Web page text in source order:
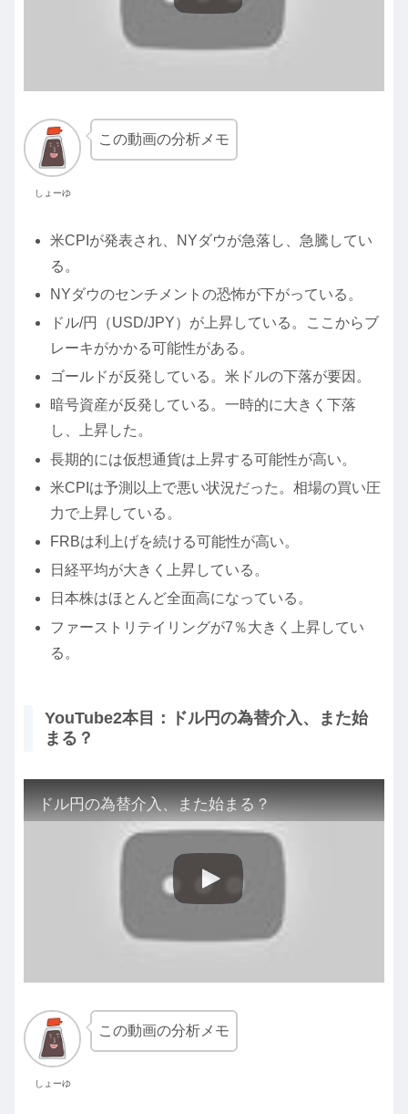
しょーゆ
この動画の分析メモ
米CPIが発表され、NYダウが急落し、急騰してい
る。
NYダウのセンチメントの恐怖が下がっている。
ドル/円（USD/JPY）が上昇している。ここからブ
レーキがかかる可能性がある。
ゴールドが反発している。米ドルの下落が要因。
暗号資産が反発している。一時的に大きく下落
し、上昇した。
長期的には仮想通貨は上昇する可能性が高い。
米CPIは予測以上で悪い状況だった。相場の買い圧
力で上昇している。
FRBは利上げを続ける可能性が高い。
日経平均が大きく上昇している。
日本株はほとんど全面高になっている。
ファーストリテイリングが7％大きく上昇してい
る。
YouTube2本目：ドル円の為替介入、また始
まる？
ドル円の為替介入、また始まる？
しょーゆ
この動画の分析メモ